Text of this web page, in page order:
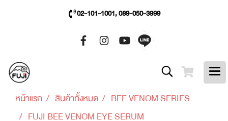
02-101-1001, 089-050-3999
หน้าแรก สินค้าทั้งหมด
BEE VENOM SERIES
FUJI BEE VENOM EYE SERUM